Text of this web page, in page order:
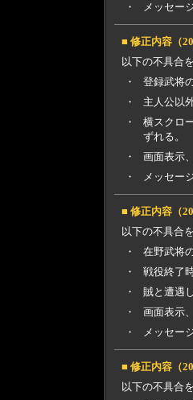
・
メッセー
■ 修正内容（
以下の不具合
・
登録武将
・
主人公以
・
横スクロ
ずれる。
・
画面表示
・
メッセー
■ 修正内容（
以下の不具合
・
在野武将
・
戦役終了
・
賊と遭遇
・
画面表示
・
メッセー
■ 修正内容（
以下の不具合